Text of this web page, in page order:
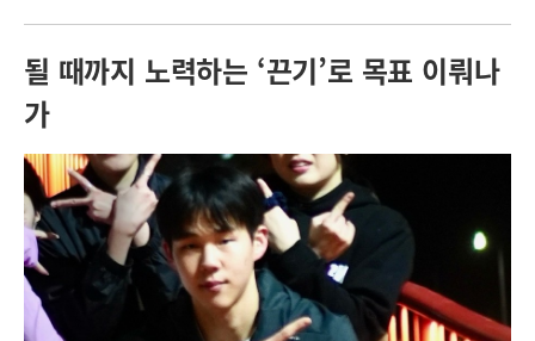
될 때까지 노력하는 ‘끈기’로 목표 이뤄나
가